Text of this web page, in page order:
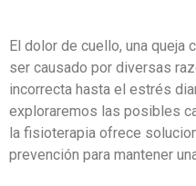
El dolor de cuello, una queja
ser causado por diversas
incorrecta hasta el estrés
exploraremos las posibles
la fisioterapia ofrece
prevención para mantener